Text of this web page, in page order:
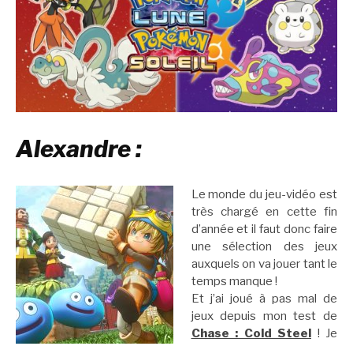
Alexandre :
Le monde du jeu-vidéo est
très chargé en cette fin
d’année et il faut donc faire
une sélection des jeux
auxquels on va jouer tant le
temps manque !
Et j’ai joué à pas mal de
jeux depuis mon test de
Chase : Cold Steel ! Je